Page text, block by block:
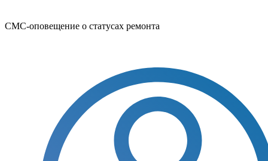
СМС-оповещение о статусах ремонта